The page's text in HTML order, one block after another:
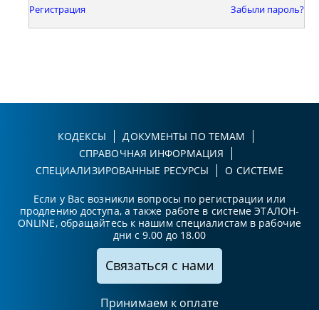
Регистрация Забыли пароль?
КОДЕКСЫ
ДОКУМЕНТЫ ПО ТЕМАМ
СПРАВОЧНАЯ ИНФОРМАЦИЯ
СПЕЦИАЛИЗИРОВАННЫЕ РЕСУРСЫ
О СИСТЕМЕ
Если у Вас возникли вопросы по регистрации или
продлению доступа, а также работе в системе ЭТАЛОН-
ONLINE, обращайтесь к нашим специалистам в рабочие
дни с 9.00 до 18.00
Связаться с нами
Принимаем к оплате